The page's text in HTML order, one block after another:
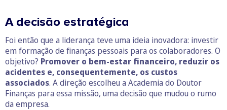
A decisão estratégica
Foi então que a liderança teve uma ideia inovadora: investir
em formação de finanças pessoais para os colaboradores. O
objetivo? Promover o bem-estar financeiro, reduzir os
acidentes e, consequentemente, os custos
associados. A direção escolheu a Academia do Doutor
Finanças para essa missão, uma decisão que mudou o rumo
da empresa.